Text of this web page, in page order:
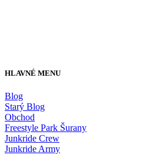
HLAVNÉ MENU
Blog
Starý Blog
Obchod
Freestyle Park Šurany
Junkride Crew
Junkride Army